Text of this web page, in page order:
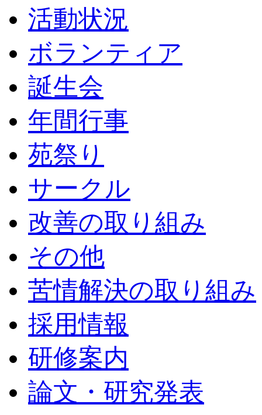
活動状況
ボランティア
誕生会
年間行事
苑祭り
サークル
改善の取り組み
その他
苦情解決の取り組み
採用情報
研修案内
論文・研究発表